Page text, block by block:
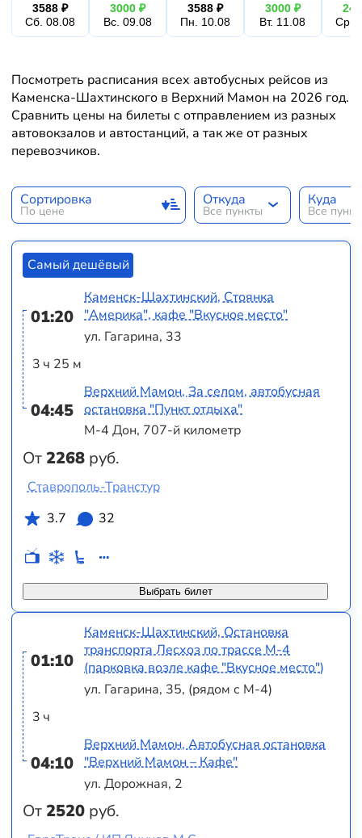
3588 ₽
Сб. 08.08
3000 ₽
Вс. 09.08
3588 ₽
Пн. 10.08
3000 ₽
Вт. 11.08
Ср.
Посмотреть расписания всех автобусных рейсов из
Каменска-Шахтинского в Верхний Мамон на 2026 год.
Сравнить цены на билеты с отправлением из разных
автовокзалов и автостанций, а так же от разных
перевозчиков.
Сортировка
По цене
Откуда
Все пункты
Куда
Все
Самый дешёвый
01:20
3 ч 25 м
04:45
От2268 руб.
Каменск-Шахтинский, Стоянка
"Америка", кафе "Вкусное место"
ул. Гагарина, 33
Верхний Мамон, За селом, автобусная
остановка "Пункт отдыха"
М-4 Дон, 707-й километр
Выбрать билет
Ставрополь-Транстур
3.7
32
01:10
3 ч
04:10
От2520 руб.
Каменск-Шахтинский, Остановка
транспорта Лесхоз по трассе М-4
(парковка возле кафе "Вкусное место")
ул. Гагарина, 35, (рядом с М-4)
Верхний Мамон, Автобусная остановка
"Верхний Мамон – Кафе"
ул. Дорожная, 2